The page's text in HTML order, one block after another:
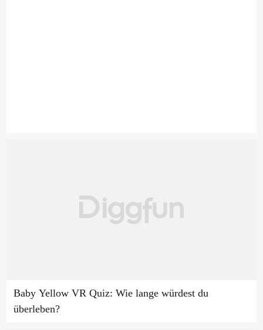
Baby Yellow VR Quiz: Wie lange würdest du
überleben?